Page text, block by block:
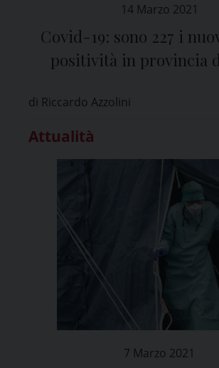
14 Marzo 2021
Covid-19: sono 227 i
positività in provincia
di Riccardo Azzolini
Attualità
7 Marzo 2021